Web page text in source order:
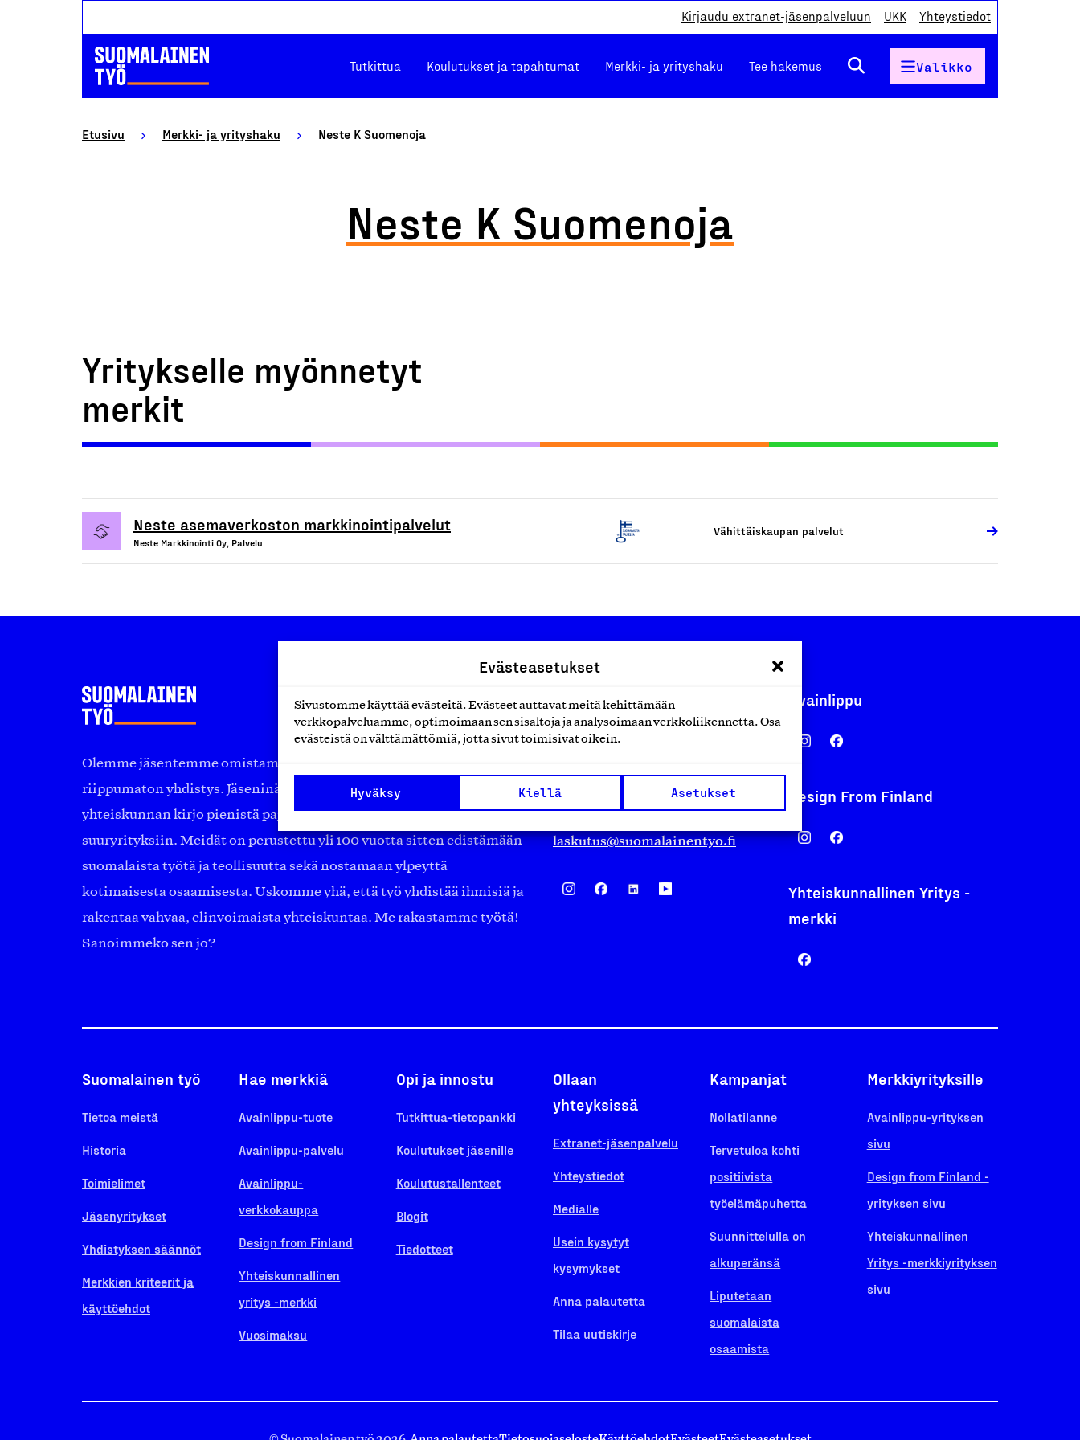
Evästeasetukset
Sivustomme käyttää evästeitä. Evästeet auttavat meitä kehittämään
verkkopalveluamme, optimoimaan sen sisältöjä ja analysoimaan verkkoliikennettä. Osa
evästeistä on välttämättömiä, jotta sivut toimisivat oikein.
Hyväksy Kiellä Asetukset
Kirjaudu extranet-jäsenpalveluun UKK Yhteystiedot
Tutkittua Koulutukset ja tapahtumat Merkki- ja yrityshaku Tee hakemus Valikko
Etusivu Merkki- ja yrityshaku Neste K Suomenoja
Neste K Suomenoja
Yritykselle myönnetyt
merkit
Neste asemaverkoston markkinointipalvelut
Neste Markkinointi Oy, Palvelu
Vähittäiskaupan palvelut
Olemme jäsentemme omistama puolueeton, työmarkkinajärjestöistä
riippumaton yhdistys. Jäseninämme on koko suomalaisen
yhteiskunnan kirjo pienistä pajoista ja yhteisöistä kansainvälisiin
suuryrityksiin. Meidät on perustettu yli 100 vuotta sitten edistämään
suomalaista työtä ja teollisuutta sekä nostamaan ylpeyttä
kotimaisesta osaamisesta. Uskomme yhä, että työ yhdistää ihmisiä ja
rakentaa vahvaa, elinvoimaista yhteiskuntaa. Me rakastamme työtä!
Sanoimmeko sen jo?
Suomalainen työ ry
Eteläranta 14,
Finland
asiakaspalvelu@suomalainentyo.fi
laskutus@suomalainentyo.fi
Avainlippu
Design From Finland
Yhteiskunnallinen Yritys -
merkki
Suomalainen työ
Tietoa meistä
Historia
Toimielimet
Jäsenyritykset
Yhdistyksen säännöt
Merkkien kriteerit ja
käyttöehdot
Hae merkkiä
Avainlippu-tuote
Avainlippu-palvelu
Avainlippu-
verkkokauppa
Design from Finland
Yhteiskunnallinen
yritys -merkki
Vuosimaksu
Opi ja innostu
Tutkittua-tietopankki
Koulutukset jäsenille
Koulutustallenteet
Blogit
Tiedotteet
Ollaan
yhteyksissä
Extranet-jäsenpalvelu
Yhteystiedot
Medialle
Usein kysytyt
kysymykset
Anna palautetta
Tilaa uutiskirje
Kampanjat
Nollatilanne
Tervetuloa kohti
positiivista
työelämäpuhetta
Suunnittelulla on
alkuperänsä
Liputetaan
suomalaista
osaamista
Merkkiyrityksille
Avainlippu-yrityksen
sivu
Design from Finland -
yrityksen sivu
Yhteiskunnallinen
Yritys -merkkiyrityksen
sivu